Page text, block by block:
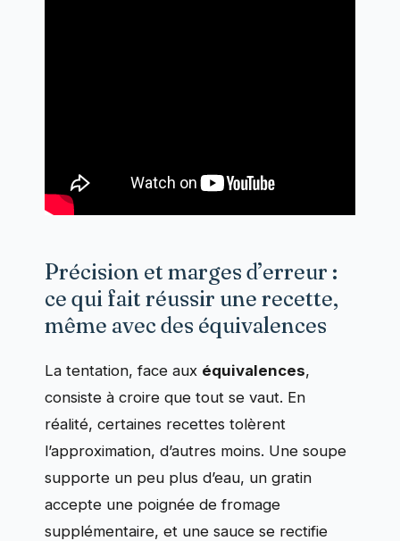
Précision et marges d’erreur :
ce qui fait réussir une recette,
même avec des équivalences
La tentation, face aux équivalences,
consiste à croire que tout se vaut. En
réalité, certaines recettes tolèrent
l’approximation, d’autres moins. Une soupe
supporte un peu plus d’eau, un gratin
accepte une poignée de fromage
supplémentaire, et une sauce se rectifie